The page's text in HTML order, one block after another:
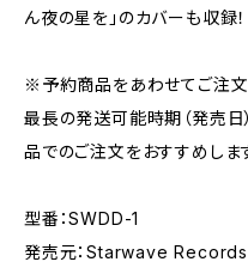
ん夜の星を」のカバーも収録！
※予約商品をあわせてご注文
最長の発送可能時期（発売日
品でのご注文をおすすめしま
型番：SWDD-1
発売元：Starwave Records